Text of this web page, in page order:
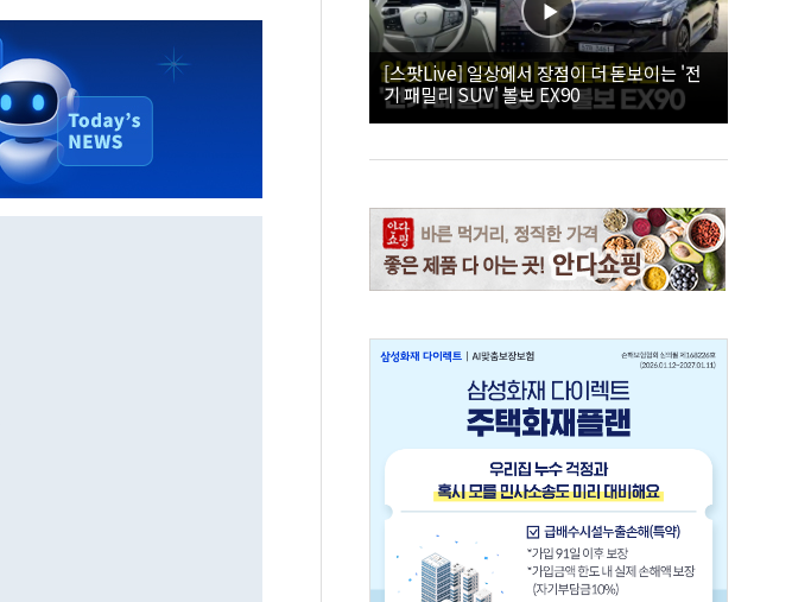
[스팟Live] 일상에서 장점이 더 돋보이는 '전
기 패밀리 SUV' 볼보 EX90